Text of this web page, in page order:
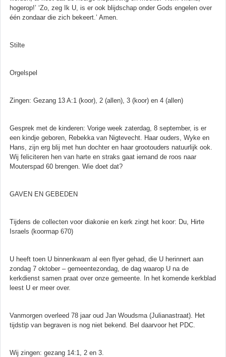
hogerop!’ ‘Zo, zeg Ik U, is er ook blijdschap onder Gods engelen over
één zondaar die zich bekeert.’ Amen.
Stilte
Orgelspel
Zingen: Gezang 13 A:1 (koor), 2 (allen), 3 (koor) en 4 (allen)
Gesprek met de kinderen: Vorige week zaterdag, 8 september, is er
een kindje geboren, Rebekka van Nigtevecht. Haar ouders, Wyke en
Hans, zijn erg blij met hun dochter en haar grootouders natuurlijk ook.
Wij feliciteren hen van harte en straks gaat iemand de roos naar
Mouterspad 60 brengen. Wie doet dat?
GAVEN EN GEBEDEN
Tijdens de collecten voor diakonie en kerk zingt het koor: Du, Hirte
Israels (koormap 670)
U heeft toen U binnenkwam al een flyer gehad, die U herinnert aan
zondag 7 oktober – gemeentezondag, de dag waarop U na de
kerkdienst samen praat over onze gemeente. In het komende kerkblad
leest U er meer over.
Vanmorgen overleed 78 jaar oud Jan Woudsma (Julianastraat). Het
tijdstip van begraven is nog niet bekend. Bel daarvoor het PDC.
Wij zingen: gezang 14:1, 2 en 3.